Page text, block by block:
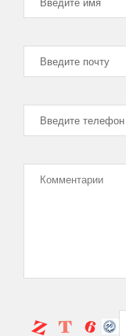
составили
ньюансы и
лучшем
Только начинаю